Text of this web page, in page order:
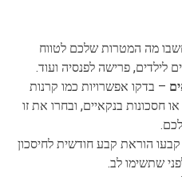
מה המטרות שלכם לטווח
לילדים, פרישה לפנסיה ועוד.
– בדקו אפשרויות כמו קרנות
חסכונות בנקאיים, ובחרו את זו
הוראת קבע חודשית לחיסכון
שתשימו לב.